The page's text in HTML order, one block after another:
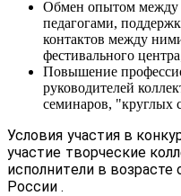
Обмен опытом между
педагогами,
контактов между
фестивального
Повышение
руководителей
семинаров, "круглых
Условия участия в
участие творческие
исполнители в
России .